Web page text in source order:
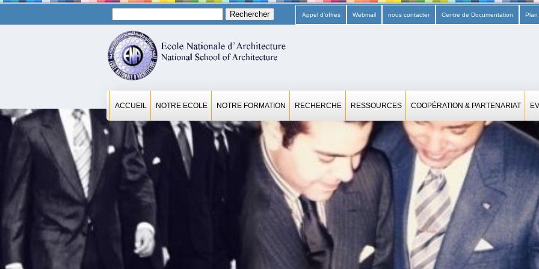
Appel d’offres Webmail nous contacter Centre de Documentation Plan
ACCUEIL NOTRE ECOLE NOTRE FORMATION RECHERCHE RESSOURCES COOPÉRATION & PARTENARIAT